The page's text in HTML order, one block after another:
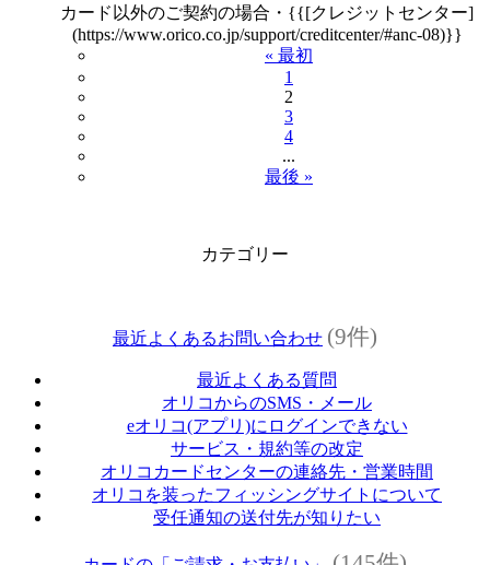
カード以外のご契約の場合・{{[クレジットセンター]
(https://www.orico.co.jp/support/creditcenter/#anc-08)}}
« 最初
1
2
3
4
...
最後 »
カテゴリー
最近よくあるお問い合わせ (9件)
最近よくある質問
オリコからのSMS・メール
eオリコ(アプリ)にログインできない
サービス・規約等の改定
オリコカードセンターの連絡先・営業時間
オリコを装ったフィッシングサイトについて
受任通知の送付先が知りたい